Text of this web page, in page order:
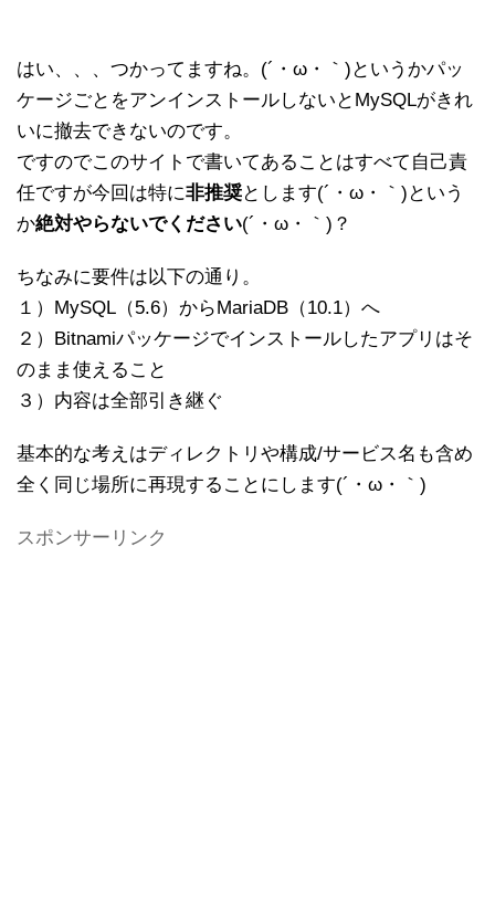
はい、、、つかってますね。(´・ω・｀)というかパッ
ケージごとをアンインストールしないとMySQLがきれ
いに撤去できないのです。
ですのでこのサイトで書いてあることはすべて自己責
任ですが今回は特に非推奨とします(´・ω・｀)という
か絶対やらないでください(´・ω・｀)？
ちなみに要件は以下の通り。
１）MySQL（5.6）からMariaDB（10.1）へ
２）Bitnamiパッケージでインストールしたアプリはそ
のまま使えること
３）内容は全部引き継ぐ
基本的な考えはディレクトリや構成/サービス名も含め
全く同じ場所に再現することにします(´・ω・｀)
スポンサーリンク